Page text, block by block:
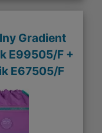
Gradient
E99505/F +
E67505/F